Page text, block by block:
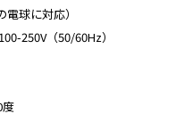
球に対応）
250V（50/60Hz）